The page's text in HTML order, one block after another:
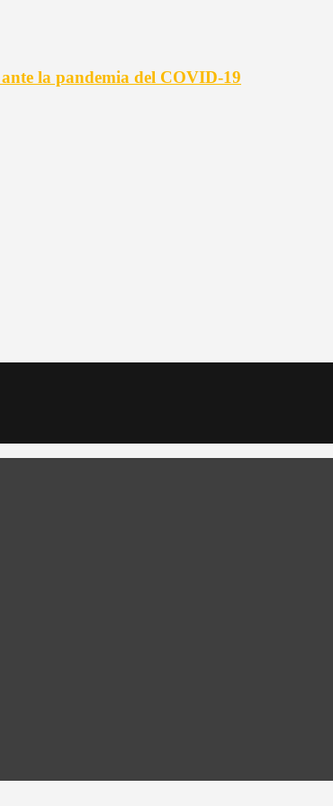
la pandemia del COVID-19